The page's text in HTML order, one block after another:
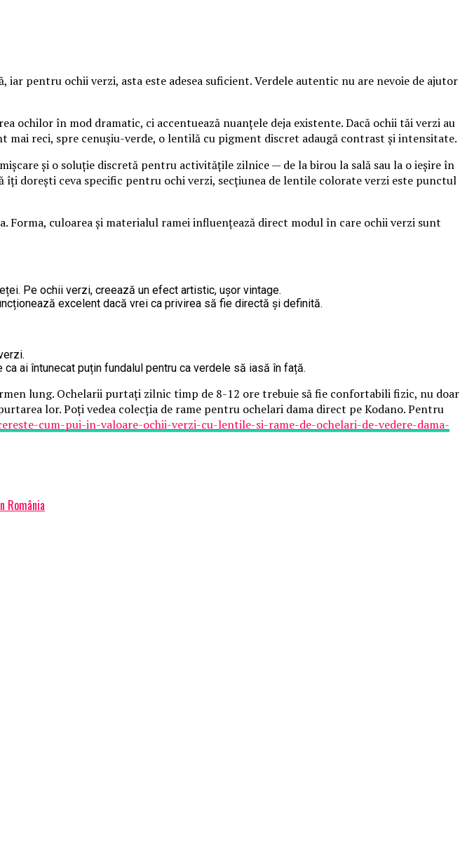
pentru ochii verzi, asta este adesea suficient. Verdele autentic nu are nevoie de ajutor
ochilor în mod dramatic, ci accentuează nuanțele deja existente. Dacă ochii tăi verzi au
mai reci, spre cenușiu-verde, o lentilă cu pigment discret adaugă contrast și intensitate.
și o soluție discretă pentru activitățile zilnice — de la birou la sală sau la o ieșire în
dorești ceva specific pentru ochi verzi, secțiunea de lentile colorate verzi este punctul
Forma, culoarea și materialul ramei influențează direct modul în care ochii verzi sunt
Pe ochii verzi, creează un efect artistic, ușor vintage.
excelent dacă vrei ca privirea să fie directă și definită.
ai întunecat puțin fundalul pentru ca verdele să iasă în față.
lung. Ochelarii purtați zilnic timp de 8-12 ore trebuie să fie confortabili fizic, nu doar
lor. Poți vedea colecția de rame pentru ochelari dama direct pe Kodano. Pentru
cum-pui-in-valoare-ochii-verzi-cu-lentile-si-rame-de-ochelari-de-vedere-dama-
România